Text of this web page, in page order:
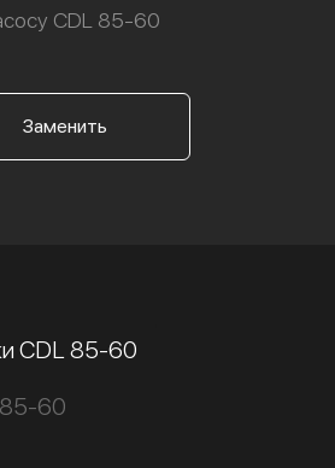
CDL 85-60
Заменить
CDL 85-60
60